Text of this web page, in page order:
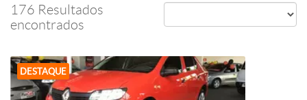
176 Resultados
encontrados
DESTAQUE